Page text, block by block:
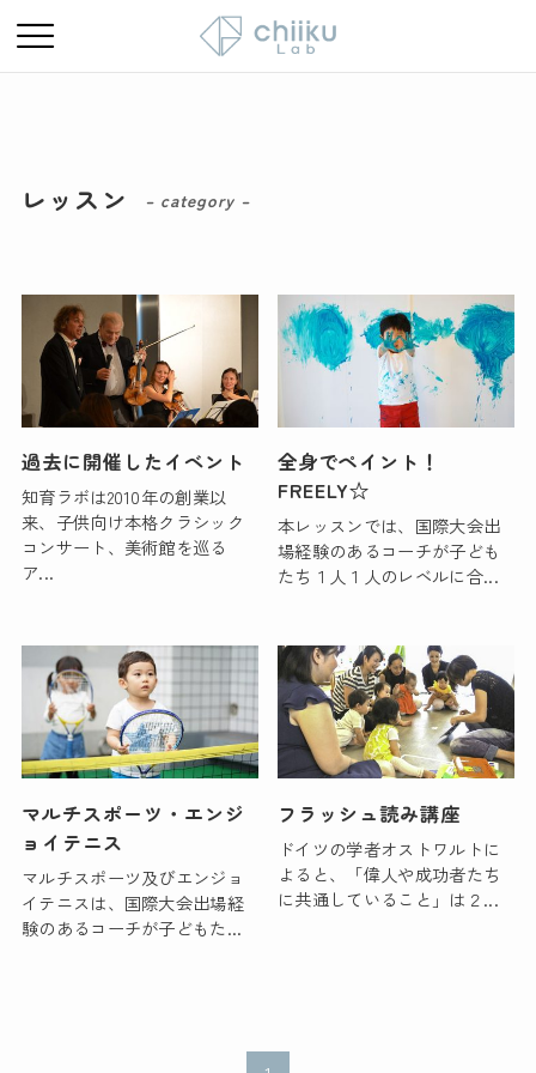
レッスン – category –
過去に開催したイベント
知育ラボは2010年の創業以
来、子供向け本格クラシック
コンサート、美術館を巡る
ア...
全身でペイント！
FREELY☆
本レッスンでは、国際大会出
場経験のあるコーチが子ども
たち１人１人のレベルに合...
マルチスポーツ・エンジ
ョイテニス
マルチスポーツ及びエンジョ
イテニスは、国際大会出場経
験のあるコーチが子どもた...
フラッシュ読み講座
ドイツの学者オストワルトに
よると、「偉人や成功者たち
に共通していること」は２...